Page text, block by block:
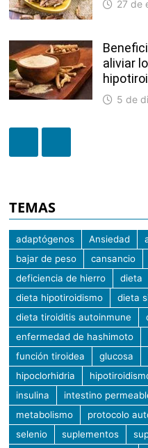
27 de
aliviar
5 de
TEMAS
adaptógenos Ansiedad
bajar de peso
cansancio
deficiencia de hierro
dieta
dieta hipotiroidismo
dieta
dieta tiroiditis autoinmune
enfermedad de hashimoto
función tiroidea
glucosa
hipoclorhidria
insulina
intestino
metabolismo
protocolo
selenio
suplementos